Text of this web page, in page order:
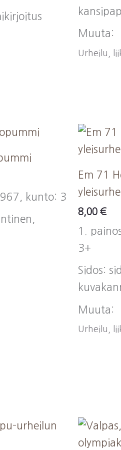
Muuta:
Urheilu,
kunto: 3
Em 71
8,00 €
1.
3+
Sidos:
Muuta:
Urheilu,